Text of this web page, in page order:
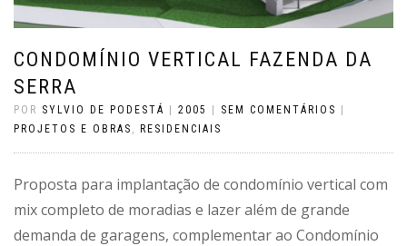
CONDOMÍNIO VERTICAL FAZENDA DA
SERRA
POR SYLVIO DE PODESTÁ 2005 SEM COMENTÁRIOS
PROJETOS E OBRAS , RESIDENCIAIS
Proposta para implantação de condomínio vertical com
mix completo de moradias e lazer além de grande
demanda de garagens, complementar ao Condomínio